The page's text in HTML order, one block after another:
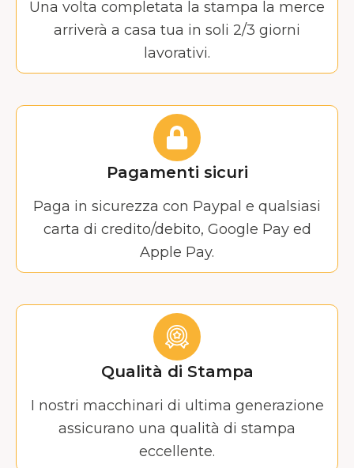
Una volta completata la stampa la merce
arriverà a casa tua in soli 2/3 giorni
lavorativi.
Pagamenti sicuri
Paga in sicurezza con Paypal e qualsiasi
carta di credito/debito, Google Pay ed
Apple Pay.
Qualità di Stampa
I nostri macchinari di ultima generazione
assicurano una qualità di stampa
eccellente.